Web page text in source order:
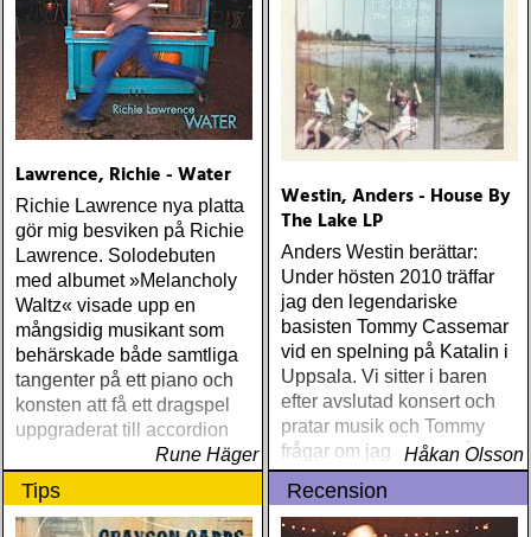
Lawrence, Richie - Water
Richie Lawrence nya platta
gör mig besviken på Richie
Lawrence. Solodebuten
med albumet »Melancholy
Waltz« visade upp en
mångsidig musikant som
behärskade både samtliga
tangenter på ett piano och
konsten att få ett dragspel
uppgraderat till accordion
Rune Häger
Westin, Anders - House By
The Lake LP
Anders Westin berättar:
Under hösten 2010 träffar
jag den legendariske
basisten Tommy Cassemar
vid en spelning på Katalin i
Uppsala. Vi sitter i baren
efter avslutad konsert och
pratar musik och Tommy
frågar om jag spelar något
instrument
Håkan Olsson
Tips Recension